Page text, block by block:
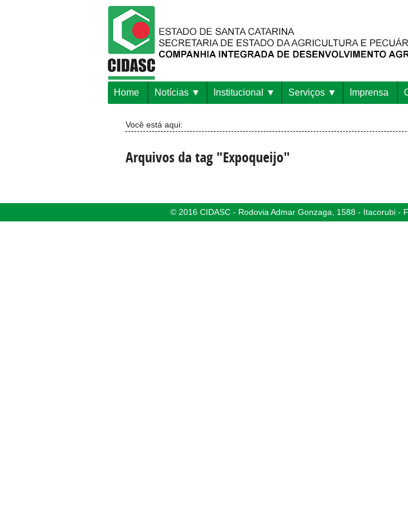
Home Notícias Institucional Serviços Imprensa
Você está aqui:
Arquivos da tag "Expoqueijo"
© 2016 CIDASC - Rodovia Admar Gonzaga, 1588 - Itacorubi -